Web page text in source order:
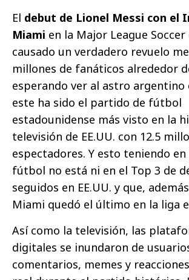
El debut de Lionel Messi con el
Miami en la Major League Soccer
causado un verdadero revuelo
millones de fanáticos alrededor
esperando ver al astro argentino
este ha sido el partido de fútbol
estadounidense más visto en la
televisión de EE.UU. con 12.5
espectadores. Y esto teniendo
fútbol no está ni en el Top 3 de
seguidos en EE.UU. y que,
Miami quedó el último en la liga
Así como la televisión, las
digitales se inundaron de
comentarios, memes y